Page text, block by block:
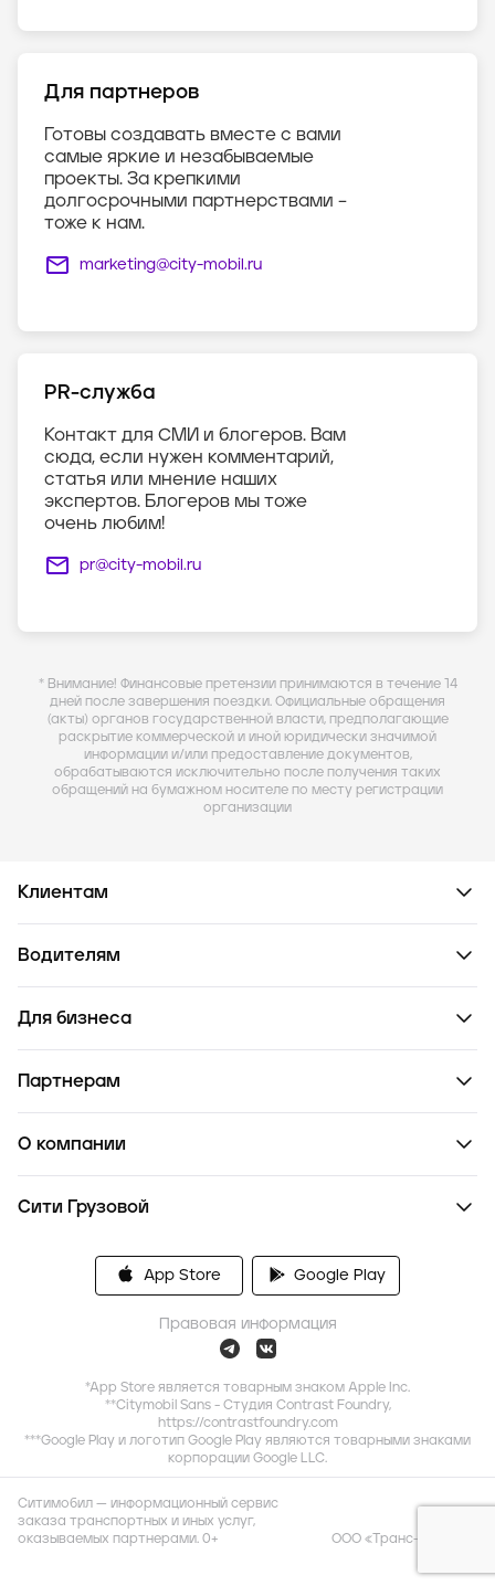
Для партнеров
Готовы создавать вместе с вами
самые яркие и незабываемые
проекты. За крепкими
долгосрочными партнерствами –
тоже к нам.
marketing@city-mobil.ru
PR-служба
Контакт для СМИ и блогеров. Вам
сюда, если нужен комментарий,
статья или мнение наших
экспертов. Блогеров мы тоже
очень любим!
pr@city-mobil.ru
* Внимание! Финансовые претензии принимаются в течение 14
дней после завершения поездки. Официальные обращения
(акты) органов государственной власти, предполагающие
раскрытие коммерческой и иной юридически значимой
информации и/или предоставление документов,
обрабатываются исключительно после получения таких
обращений на бумажном носителе по месту регистрации
организации
Клиентам
Водителям
Для бизнеса
Партнерам
О компании
Сити Грузовой
App Store Google Play
Правовая информация
*App Store является товарным знаком Apple Inc.
**Citymobil Sans - Студия Contrast Foundry,
https://contrastfoundry.com
***Google Play и логотип Google Play являются товарными знаками
корпорации Google LLC.
Ситимобил — информационный сервис
заказа транспортных и иных услуг,
оказываемых партнерами. 0+
ООО «Транс-Миссия»